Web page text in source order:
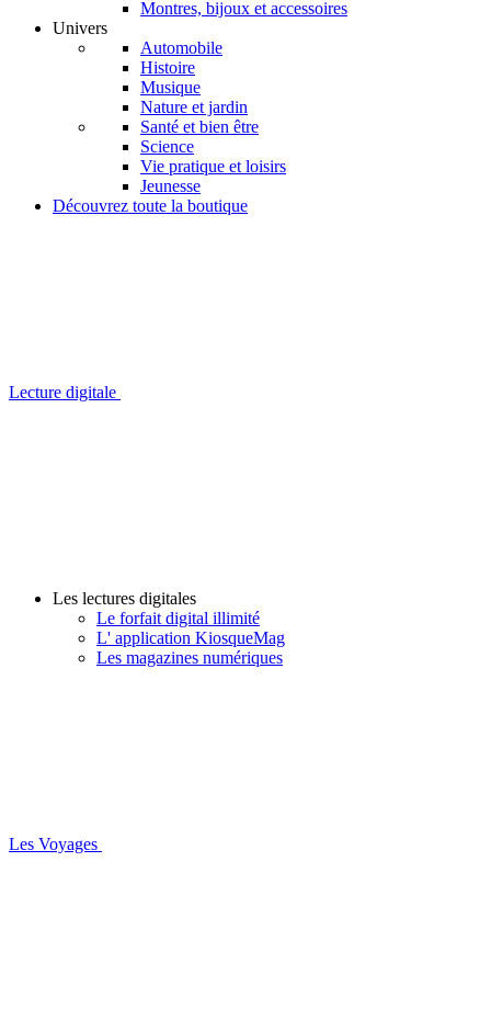
Montres, bijoux et accessoires
Univers
Automobile
Histoire
Musique
Nature et jardin
Santé et bien être
Science
Vie pratique et loisirs
Jeunesse
Découvrez toute la boutique
Lecture digitale
Les lectures digitales
Le forfait digital illimité
L' application KiosqueMag
Les magazines numériques
Les Voyages